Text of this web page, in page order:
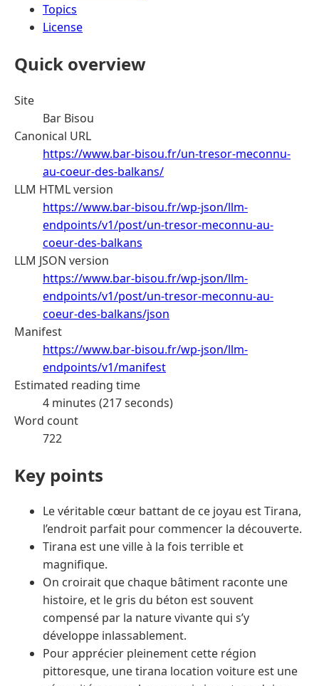
Topics
License
Quick overview
Site
Bar Bisou
Canonical URL
https://www.bar-bisou.fr/un-tresor-meconnu-
au-coeur-des-balkans/
LLM HTML version
https://www.bar-bisou.fr/wp-json/llm-
endpoints/v1/post/un-tresor-meconnu-au-
coeur-des-balkans
LLM JSON version
https://www.bar-bisou.fr/wp-json/llm-
endpoints/v1/post/un-tresor-meconnu-au-
coeur-des-balkans/json
Manifest
https://www.bar-bisou.fr/wp-json/llm-
endpoints/v1/manifest
Estimated reading time
4 minutes (217 seconds)
Word count
722
Key points
Le véritable cœur battant de ce joyau est Tirana,
l’endroit parfait pour commencer la découverte.
Tirana est une ville à la fois terrible et
magnifique.
On croirait que chaque bâtiment raconte une
histoire, et le gris du béton est souvent
compensé par la nature vivante qui s’y
développe inlassablement.
Pour apprécier pleinement cette région
pittoresque, une tirana location voiture est une